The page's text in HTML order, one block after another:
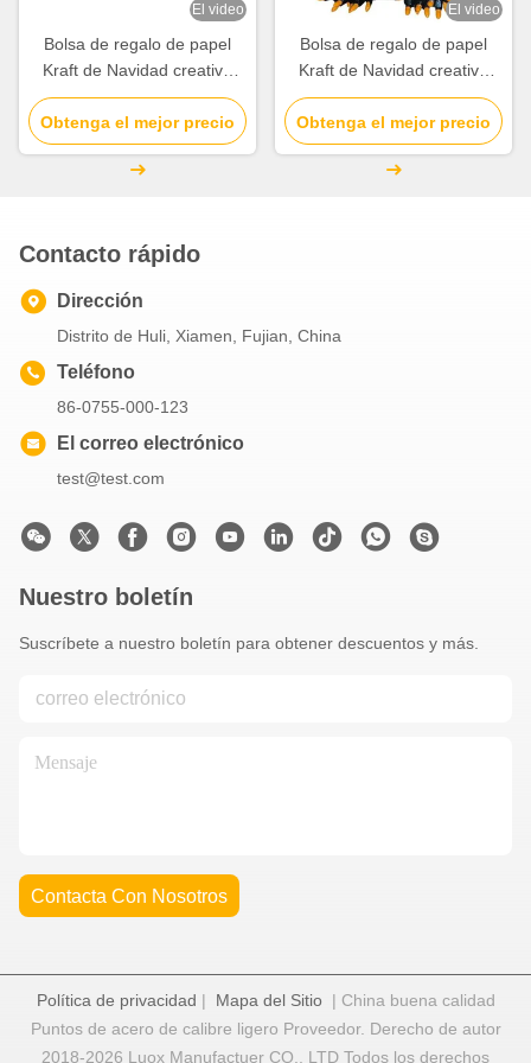
once you dial in the IPD correctly. The manual
adjustment is smooth, and finding that sweet spot
during long sessions. Highly r
El video
Bolsa de regalo de papel
Kraft de Navidad creativa
personalizada con su propio
logotipo para la fiesta
decorativa de Navidad
Obtenga el mejor precio
El video
Bolsa de regalo de papel
Kraft de Navidad creativa
personalizada con su propio
logotipo para la fiesta
decorativa de Navidad
Obtenga el mejor precio
Contacto rápido
Dirección
Distrito de Huli, Xiamen, Fujian, China
Teléfono
86-0755-000-123
El correo electrónico
test@test.com
Nuestro boletín
Suscríbete a nuestro boletín para obtener descuentos y más.
Contacta Con Nosotros
Política de privacidad | Mapa del Sitio| China buena calidad
Puntos de acero de calibre ligero Proveedor. Derecho de autor
2018-2026 Luox Manufactuer CO., LTD Todos los derechos